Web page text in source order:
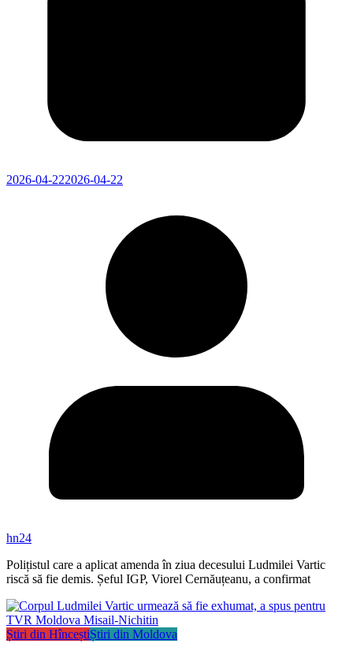
2026-04-222026-04-22
hn24
Polițistul care a aplicat amenda în ziua decesului Ludmilei Vartic
riscă să fie demis. Șeful IGP, Viorel Cernăuțeanu, a confirmat
Știri din HînceștiȘtiri din Moldova